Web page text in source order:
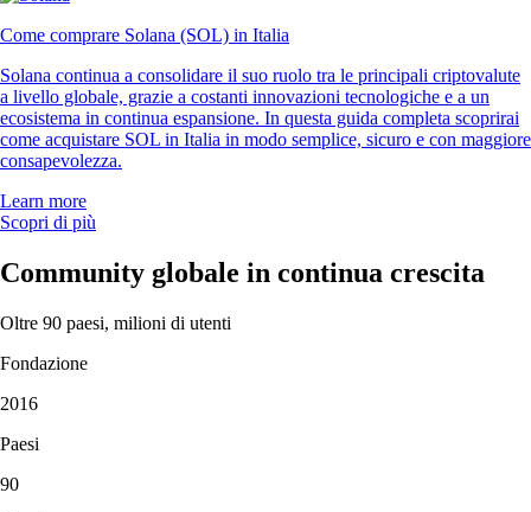
Come comprare Solana (SOL) in Italia
Solana continua a consolidare il suo ruolo tra le principali criptovalute
a livello globale, grazie a costanti innovazioni tecnologiche e a un
ecosistema in continua espansione. In questa guida completa scoprirai
come acquistare SOL in Italia in modo semplice, sicuro e con maggiore
consapevolezza.
Learn more
Scopri di più
Community globale in continua crescita
Oltre 90 paesi, milioni di utenti
Fondazione
2016
Paesi
90